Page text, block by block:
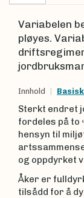
Variabelen
pløyes.
Innhold
Sterkt endret
fordeles på to
hensyn til
og oppdyrket
Åker er
tilsådd for å